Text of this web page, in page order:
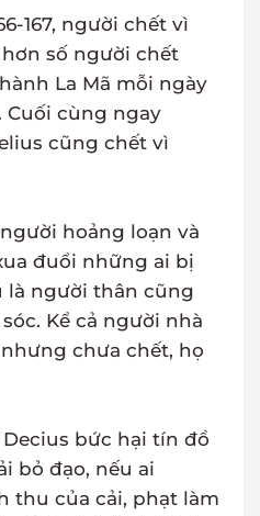
167, người chết vì
số người chết
La Mã mỗi ngày
Cuối cùng ngay
cũng chết vì
hoảng loạn và
đuổi những ai bị
là người thân cũng
Kể cả người nhà
chưa chết, họ
Decius bức hại tín đồ
bỏ đạo, nếu ai
thu của cải, phạt làm